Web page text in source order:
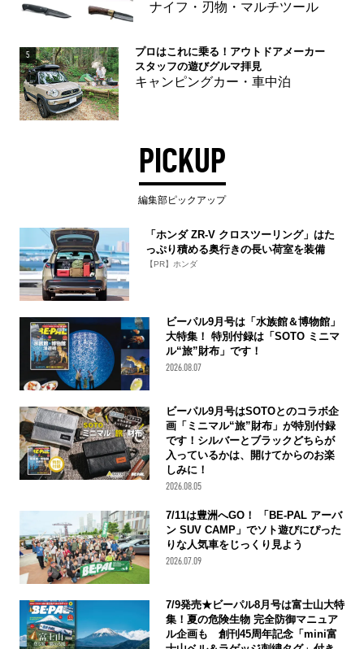
ナイフ・刃物・マルチツール
5
プロはこれに乗る！アウトドアメーカー
スタッフの遊びグルマ拝見
キャンピングカー・車中泊
PICKUP
編集部ピックアップ
「ホンダ ZR-V クロスツーリング」はた
っぷり積める奥行きの長い荷室を装備
【PR】ホンダ
ビーパル9月号は「水族館＆博物館」
大特集！ 特別付録は「SOTO ミニマ
ル“旅”財布」です！
2026.08.07
ビーパル9月号はSOTOとのコラボ企
画「ミニマル“旅”財布」が特別付録
です！シルバーとブラックどちらが
入っているかは、開けてからのお楽
しみに！
2026.08.05
7/11は豊洲へGO！ 「BE-PAL アーバ
ン SUV CAMP」でソト遊びにぴった
りな人気車をじっくり見よう
2026.07.09
7/9発売★ビーパル8月号は富士山大特
集！夏の危険生物 完全防御マニュア
ル企画も 創刊45周年記念「mini富